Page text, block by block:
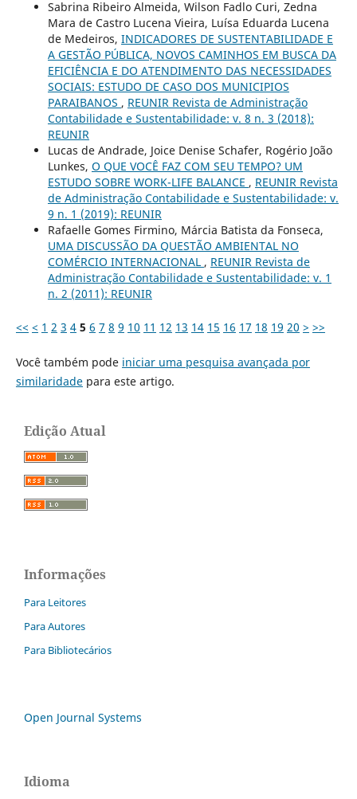
Sabrina Ribeiro Almeida, Wilson Fadlo Curi, Zedna
Mara de Castro Lucena Vieira, Luísa Eduarda Lucena
de Medeiros, INDICADORES DE SUSTENTABILIDADE E
A GESTÃO PÚBLICA, NOVOS CAMINHOS EM BUSCA DA
EFICIÊNCIA E DO ATENDIMENTO DAS NECESSIDADES
SOCIAIS: ESTUDO DE CASO DOS MUNICIPIOS
PARAIBANOS , REUNIR Revista de Administração
Contabilidade e Sustentabilidade: v. 8 n. 3 (2018):
REUNIR
Lucas de Andrade, Joice Denise Schafer, Rogério João
Lunkes, O QUE VOCÊ FAZ COM SEU TEMPO? UM
ESTUDO SOBRE WORK-LIFE BALANCE , REUNIR Revista
de Administração Contabilidade e Sustentabilidade: v.
9 n. 1 (2019): REUNIR
Rafaelle Gomes Firmino, Márcia Batista da Fonseca,
UMA DISCUSSÃO DA QUESTÃO AMBIENTAL NO
COMÉRCIO INTERNACIONAL , REUNIR Revista de
Administração Contabilidade e Sustentabilidade: v. 1
n. 2 (2011): REUNIR
<< < 1 2 3 4 5 6 7 8 9 10 11 12 13 14 15 16 17 18 19 20 > >>
Você também pode iniciar uma pesquisa avançada por
similaridadepara este artigo.
Edição Atual
Informações
Para Leitores
Para Autores
Para Bibliotecários
Open Journal Systems
Idioma